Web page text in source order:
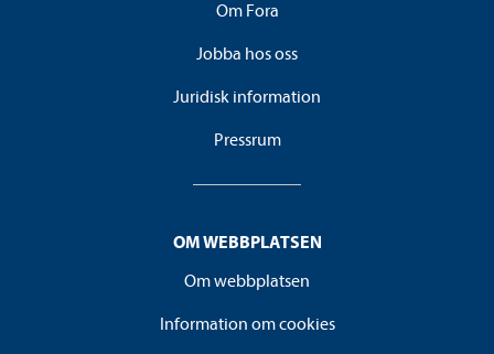
Om Fora
Jobba hos oss
Juridisk information
Pressrum
OM WEBBPLATSEN
Om webbplatsen
Information om cookies